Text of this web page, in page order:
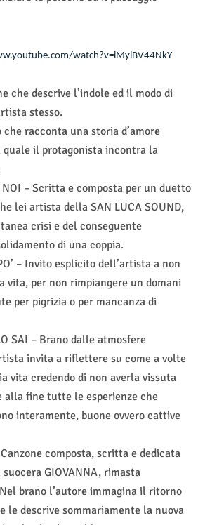
watch?v=iMylBV44NkY
che descrive l’indole ed il modo di
stesso.
che racconta una storia d’amore
il protagonista incontra la
NOI – Scritta e composta per un duetto
lei artista della SAN LUCA SOUND,
crisi e del conseguente
di una coppia.
– Invito esplicito dell’artista a non
vita, per non rimpiangere un domani
per pigrizia o per mancanza di
SAI – Brano dalle atmosfere
invita a riflettere su come a volte
vita credendo di non averla vissuta
fine tutte le esperienze che
interamente, buone ovvero cattive
composta, scritta e dedicata
GIOVANNA, rimasta
brano l’autore immagina il ritorno
le descrive sommariamente la nuova